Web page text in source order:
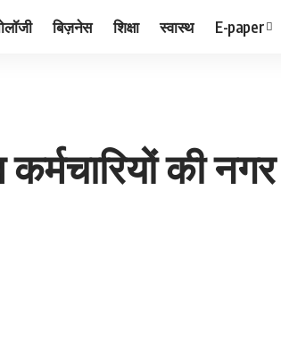
बिज़नेस शिक्षा स्वास्थ E-paper
की